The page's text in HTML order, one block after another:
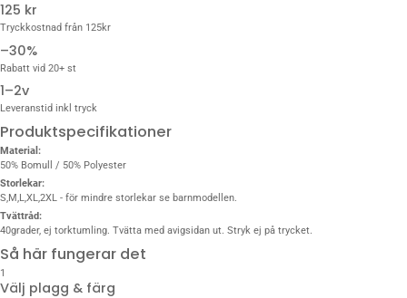
125 kr
Tryckkostnad från 125kr
–30%
Rabatt vid 20+ st
1–2v
Leveranstid inkl tryck
Produktspecifikationer
Material:
50% Bomull / 50% Polyester
Storlekar:
S,M,L,XL,2XL - för mindre storlekar se barnmodellen.
Tvättråd:
40grader, ej torktumling. Tvätta med avigsidan ut. Stryk ej på trycket.
Så här fungerar det
1
Välj plagg & färg